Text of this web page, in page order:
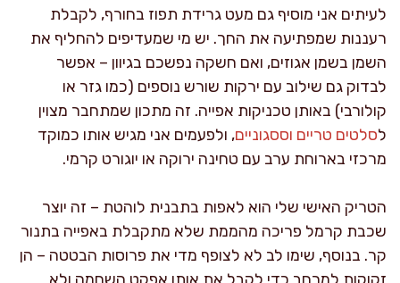
לעיתים אני מוסיף גם מעט גרידת תפוז בחורף, לקבלת
רעננות שמפתיעה את החך. יש מי שמעדיפים להחליף את
השמן בשמן אגוזים, ואם חשקה נפשכם בגיוון – אפשר
לבדוק גם שילוב עם ירקות שורש נוספים (כמו גזר או
קולורבי) באותן טכניקות אפייה. זה מתכון שמתחבר מצוין
לסלטים טריים וססגוניים, ולפעמים אני מגיש אותו כמוקד
מרכזי בארוחת ערב עם טחינה ירוקה או יוגורט קרמי.
הטריק האישי שלי הוא לאפות בתבנית לוהטת – זה יוצר
שכבת קרמל פריכה מהממת שלא מתקבלת באפייה בתנור
קר. בנוסף, שימו לב לא לצופף מדי את פרוסות הבטטה – הן